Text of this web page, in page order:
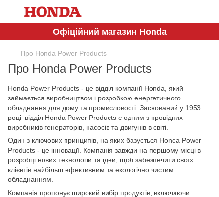
Офіційний магазин Honda
Про Honda Power Products
Про Honda Power Products
Honda Power Products - це відділ компанії Honda, який
займається виробництвом і розробкою енергетичного
обладнання для дому та промисловості. Заснований у 1953
році, відділ Honda Power Products є одним з провідних
виробників генераторів, насосів та двигунів в світі.
Один з ключових принципів, на яких базується Honda Power
Products - це інновації. Компанія завжди на першому місці в
розробці нових технологій та ідей, щоб забезпечити своїх
клієнтів найбільш ефективним та екологічно чистим
обладнанням.
Компанія пропонує широкий вибір продуктів, включаючи